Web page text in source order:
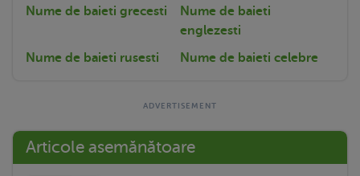
Nume de baieti grecesti
Nume de baieti
englezesti
Nume de baieti rusesti
Nume de baieti celebre
Articole asemănătoare